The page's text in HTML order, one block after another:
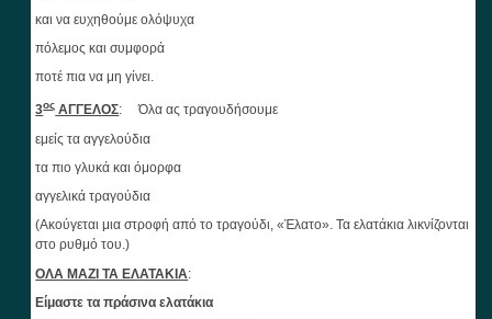
και να ευχηθούμε ολόψυχα
πόλεμος και συμφορά
ποτέ πια να μη γίνει.
3ος ΑΓΓΕΛΟΣ: Όλα ας τραγουδήσουμε
εμείς τα αγγελούδια
τα πιο γλυκά και όμορφα
αγγελικά τραγούδια
(Ακούγεται μια στροφή από το τραγούδι, «Έλατο». Τα ελατάκια λικνίζονται
στο ρυθμό του.)
ΟΛΑ ΜΑΖΙ ΤΑ ΕΛΑΤΑΚΙΑ:
Είμαστε τα πράσινα ελατάκια